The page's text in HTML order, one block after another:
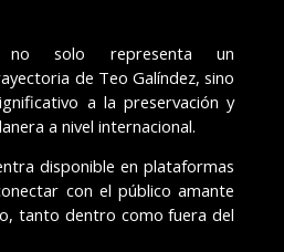
no solo representa un
de Teo Galíndez, sino
a la preservación y
a nivel internacional.
disponible en plataformas
con el público amante
tanto dentro como fuera del